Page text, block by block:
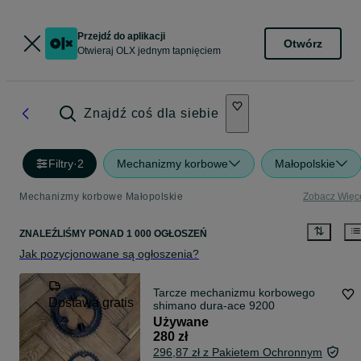
Przejdź do aplikacji
Otwieraj OLX jednym tapnięciem
Otwórz
Znajdź coś dla siebie
Filtry·2 Mechanizmy korbowe Małopolskie
Mechanizmy korbowe Małopolskie Zobacz
ZNALEŹLIŚMY PONAD 1 000 OGŁOSZEŃ
Jak pozycjonowane są ogłoszenia?
Dostawa gratis
Tarcze mechanizmu korbowego
shimano dura-ace 9200
Używane
280 zł
296,87 zł z Pakietem Ochronnym